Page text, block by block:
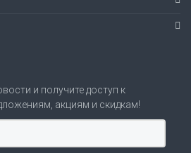
и получите доступ к
акциям и скидкам!